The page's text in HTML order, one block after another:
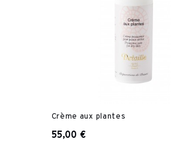
Crème aux plantes
55,00 €